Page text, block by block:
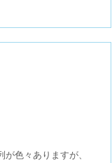
色々ありますが、